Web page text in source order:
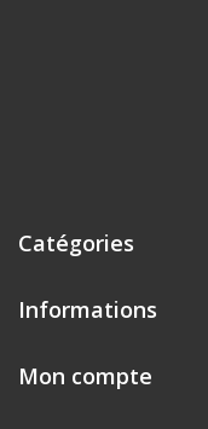
Catégories
Informations
Mon compte